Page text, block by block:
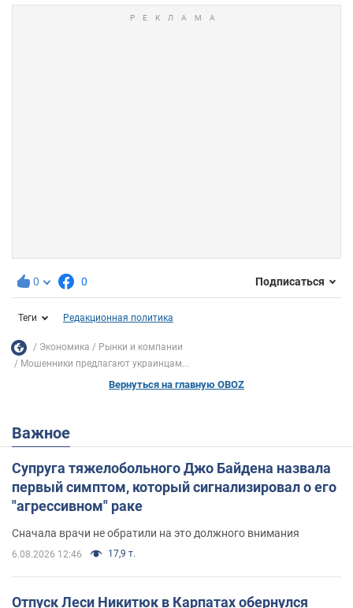
0 0 Подписаться
Теги Редакционная политика
Экономика
Рынки и компании
Мошенники предлагают украинцам...
Вернуться на главную OBOZ
Важное
Супруга тяжелобольного Джо Байдена назвала
первый симптом, который сигнализировал о его
"агрессивном" раке
Сначала врачи не обратили на это должного внимания
6.08.2026 12:46 17,9 т.
Отпуск Леси Никитюк в Карпатах обернулся